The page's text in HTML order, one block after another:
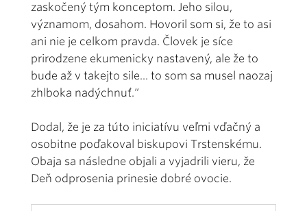
zaskočený tým konceptom. Jeho silou,
významom, dosahom. Hovoril som si, že to asi
ani nie je celkom pravda. Človek je síce
prirodzene ekumenicky nastavený, ale že to
bude až v takejto sile... to som sa musel naozaj
zhlboka nadýchnuť.“
Dodal, že je za túto iniciatívu veľmi vďačný a
osobitne poďakoval biskupovi Trstenskému.
Obaja sa následne objali a vyjadrili vieru, že
Deň odprosenia prinesie dobré ovocie.